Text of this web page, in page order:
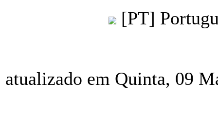
[PT]
atualizado em Quinta, 09